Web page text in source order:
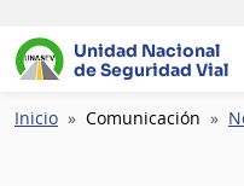
Unidad Nacional
de Seguridad Vial
Ruta
Inicio Comunicación